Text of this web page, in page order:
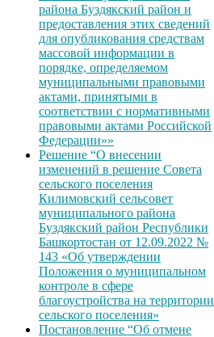
района Буздякский район и
предоставления этих сведений
для опубликования средствам
массовой информации в
порядке, определяемом
муниципальными правовыми
актами, принятыми в
соответствии с нормативными
правовыми актами Российской
Федерации»»
Решение “О внесении
изменений в решение Совета
сельского поселения
Килимовский сельсовет
муниципального района
Буздякский район Республики
Башкортостан от 12.09.2022 №
143 «Об утверждении
Положения о муниципальном
контроле в сфере
благоустройства на территории
сельского поселения»
Постановление “Об отмене